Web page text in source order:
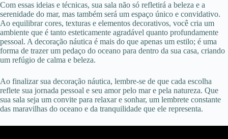
Com essas ideias e técnicas, sua sala não só refletirá a beleza e a
serenidade do mar, mas também será um espaço único e convidativo.
Ao equilibrar cores, texturas e elementos decorativos, você cria um
ambiente que é tanto esteticamente agradável quanto profundamente
pessoal. A decoração náutica é mais do que apenas um estilo; é uma
forma de trazer um pedaço do oceano para dentro da sua casa, criando
um refúgio de calma e beleza.
Ao finalizar sua decoração náutica, lembre-se de que cada escolha
reflete sua jornada pessoal e seu amor pelo mar e pela natureza. Que
sua sala seja um convite para relaxar e sonhar, um lembrete constante
das maravilhas do oceano e da tranquilidade que ele representa.